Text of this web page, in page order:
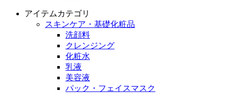
アイテムカテゴリ
スキンケア・基礎化粧品
洗顔料
クレンジング
化粧水
乳液
美容液
パック・フェイスマスク